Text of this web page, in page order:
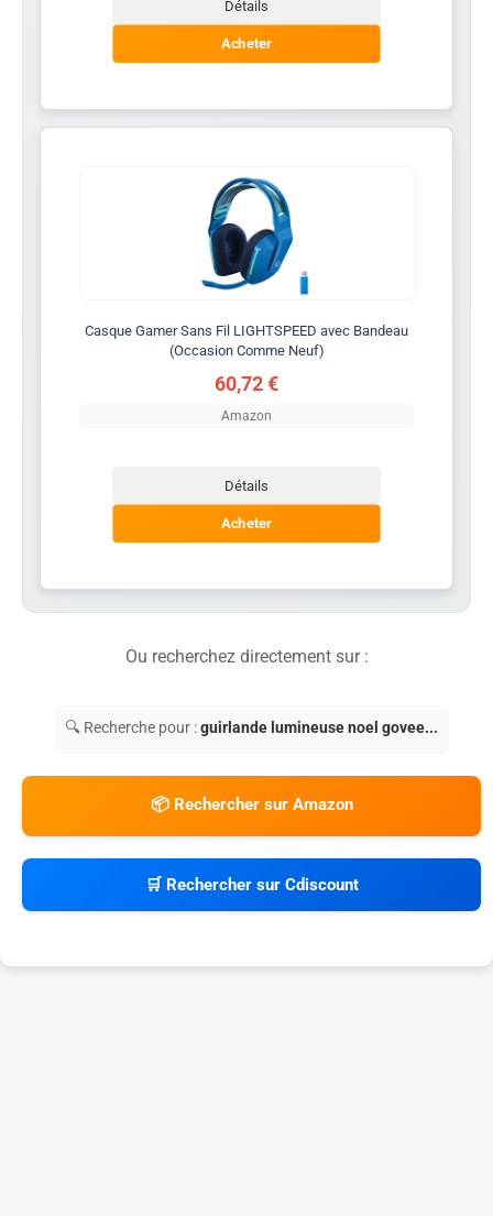
Détails
Acheter
Casque Gamer Sans Fil LIGHTSPEED avec Bandeau
(Occasion Comme Neuf)
60,72 €
Amazon
Détails
Acheter
Ou recherchez directement sur :
🔍 Recherche pour :guirlande lumineuse noel govee...
📦 Rechercher sur Amazon
🛒 Rechercher sur Cdiscount